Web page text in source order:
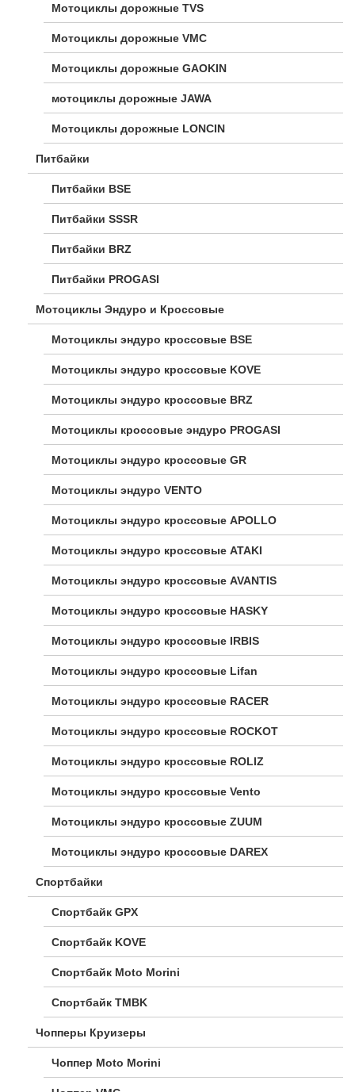
Мотоциклы дорожные TVS
Мотоциклы дорожные VMC
Мотоциклы дорожные GAOKIN
мотоциклы дорожные JAWA
Мотоциклы дорожные LONCIN
Питбайки
Питбайки BSE
Питбайки SSSR
Питбайки BRZ
Питбайки PROGASI
Мотоциклы Эндуро и Кроссовые
Мотоциклы эндуро кроссовые BSE
Мотоциклы эндуро кроссовые KOVE
Мотоциклы эндуро кроссовые BRZ
Мотоциклы кроссовые эндуро PROGASI
Мотоциклы эндуро кроссовые GR
Мотоциклы эндуро VENTO
Мотоциклы эндуро кроссовые APOLLO
Мотоциклы эндуро кроссовые ATAKI
Мотоциклы эндуро кроссовые AVANTIS
Мотоциклы эндуро кроссовые HASKY
Мотоциклы эндуро кроссовые IRBIS
Мотоциклы эндуро кроссовые Lifan
Мотоциклы эндуро кроссовые RACER
Мотоциклы эндуро кроссовые ROCKOT
Мотоциклы эндуро кроссовые ROLIZ
Мотоциклы эндуро кроссовые Vento
Мотоциклы эндуро кроссовые ZUUM
Мотоциклы эндуро кроссовые DAREX
Спортбайки
Спортбайк GPX
Спортбайк KOVE
Спортбайк Moto Morini
Спортбайк TMBK
Чопперы Круизеры
Чоппер Moto Morini